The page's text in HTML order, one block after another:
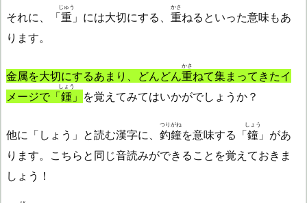
それに、「重
じゅう
」には大切にする、 重
かさ
ねるといった意味もあ
ります。
金属を大切にするあまり、どんどん重
かさ
ねて集まってきたイ
メージで「鍾
しょう
」 を覚えてみてはいかがでしょうか？
他に「しょう」と読む漢字に、 釣鐘
つりがね
を意味する「鐘
しょう
」があ
ります。こちらと同じ音読みができることを覚えておきま
しょう！